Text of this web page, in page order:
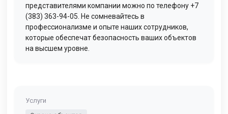
представителями компании можно по телефону +7
(383) 363-94-05. Не сомневайтесь в
профессионализме и опыте наших сотрудников,
которые обеспечат безопасность ваших объектов
на высшем уровне.
Услуги